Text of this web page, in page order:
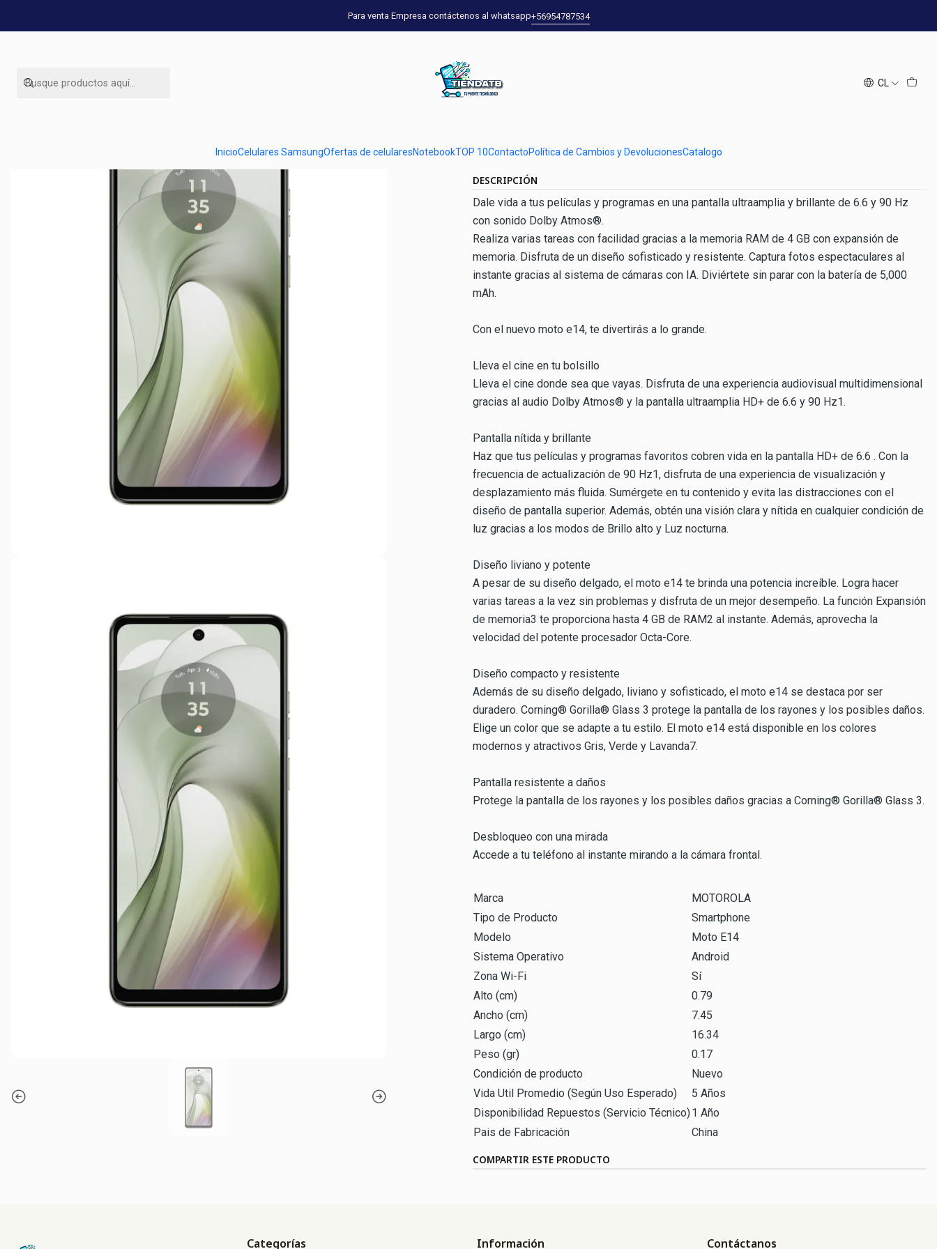
CL
InicioCelulares SamsungOfertas de celularesNotebookTOP 10ContactoPolítica de Cambios y DevolucionesCatalogo
Para venta Empresa contáctenos al whatsapp+56954787534
Ofertas de celulares Motorola Motorola E14 64GB 6,6" Pastel Green
Motorola E14 64GB 6,6" Pastel Green
Mostrar stock de ubicaciones
DESCRIPCIÓN
Dale vida a tus películas y programas en una pantalla ultraamplia y brillante de 6.6 y 90 Hz
con sonido Dolby Atmos®.
Realiza varias tareas con facilidad gracias a la memoria RAM de 4 GB con expansión de
memoria. Disfruta de un diseño sofisticado y resistente. Captura fotos espectaculares al
instante gracias al sistema de cámaras con IA. Diviértete sin parar con la batería de 5,000
mAh.
Con el nuevo moto e14, te divertirás a lo grande.
Lleva el cine en tu bolsillo
Lleva el cine donde sea que vayas. Disfruta de una experiencia audiovisual multidimensional
gracias al audio Dolby Atmos® y la pantalla ultraamplia HD+ de 6.6 y 90 Hz1.
Pantalla nítida y brillante
Haz que tus películas y programas favoritos cobren vida en la pantalla HD+ de 6.6 . Con la
frecuencia de actualización de 90 Hz1, disfruta de una experiencia de visualización y
desplazamiento más fluida. Sumérgete en tu contenido y evita las distracciones con el
diseño de pantalla superior. Además, obtén una visión clara y nítida en cualquier condición de
luz gracias a los modos de Brillo alto y Luz nocturna.
Diseño liviano y potente
A pesar de su diseño delgado, el moto e14 te brinda una potencia increíble. Logra hacer
varias tareas a la vez sin problemas y disfruta de un mejor desempeño. La función Expansión
de memoria3 te proporciona hasta 4 GB de RAM2 al instante. Además, aprovecha la
velocidad del potente procesador Octa-Core.
Diseño compacto y resistente
Además de su diseño delgado, liviano y sofisticado, el moto e14 se destaca por ser
duradero. Corning® Gorilla® Glass 3 protege la pantalla de los rayones y los posibles daños.
Elige un color que se adapte a tu estilo. El moto e14 está disponible en los colores
modernos y atractivos Gris, Verde y Lavanda7.
Pantalla resistente a daños
Protege la pantalla de los rayones y los posibles daños gracias a Corning® Gorilla® Glass 3.
Desbloqueo con una mirada
Accede a tu teléfono al instante mirando a la cámara frontal.
Marca
MOTOROLA
Tipo de Producto
Smartphone
Modelo
Moto E14
Sistema Operativo
Android
Zona Wi-Fi
Sí
Alto (cm)
0.79
Ancho (cm)
7.45
Largo (cm)
16.34
Peso (gr)
0.17
Condición de producto
Nuevo
Vida Util Promedio (Según Uso Esperado)
5 Años
Disponibilidad Repuestos (Servicio Técnico)1 Año
Pais de Fabricación
China
COMPARTIR ESTE PRODUCTO
Categorías Información Contáctanos